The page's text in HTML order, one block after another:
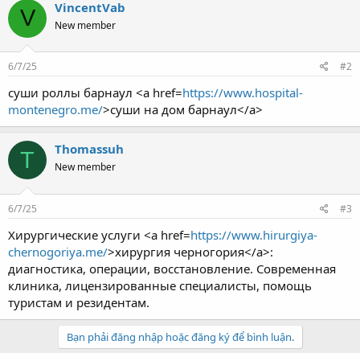
V VincentVab
New member
6/7/25 #2
суши роллы барнаул <a href=https://www.hospital-
montenegro.me/>суши на дом барнаул</a>
T Thomassuh
New member
6/7/25 #3
Хирургические услуги <a href=https://www.hirurgiya-
chernogoriya.me/>хирургия черногория</a>:
диагностика, операции, восстановление. Современная
клиника, лицензированные специалисты, помощь
туристам и резидентам.
Bạn phải đăng nhập hoặc đăng ký để bình luận.